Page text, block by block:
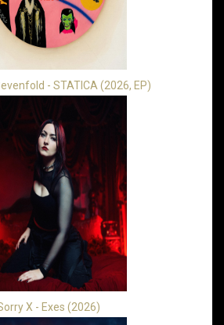
- STATICA (2026, EP)
X - Exes (2026)